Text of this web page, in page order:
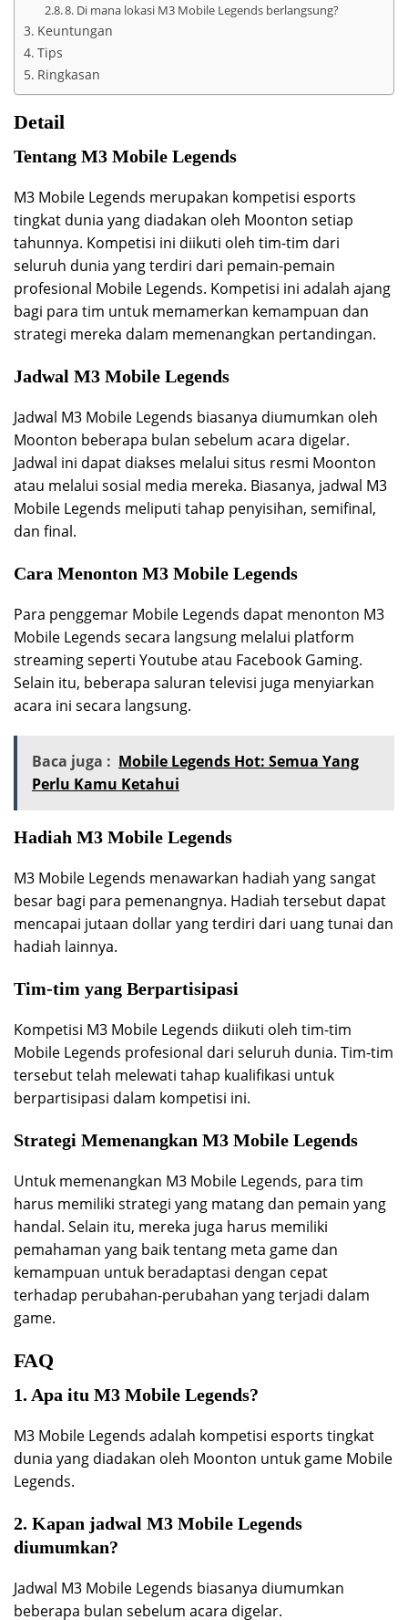
8. Di mana lokasi M3 Mobile Legends berlangsung?
Keuntungan
Tips
Ringkasan
Detail
Tentang M3 Mobile Legends
M3 Mobile Legends merupakan kompetisi esports
tingkat dunia yang diadakan oleh Moonton setiap
tahunnya. Kompetisi ini diikuti oleh tim-tim dari
seluruh dunia yang terdiri dari pemain-pemain
profesional Mobile Legends. Kompetisi ini adalah ajang
bagi para tim untuk memamerkan kemampuan dan
strategi mereka dalam memenangkan pertandingan.
Jadwal M3 Mobile Legends
Jadwal M3 Mobile Legends biasanya diumumkan oleh
Moonton beberapa bulan sebelum acara digelar.
Jadwal ini dapat diakses melalui situs resmi Moonton
atau melalui sosial media mereka. Biasanya, jadwal M3
Mobile Legends meliputi tahap penyisihan, semifinal,
dan final.
Cara Menonton M3 Mobile Legends
Para penggemar Mobile Legends dapat menonton M3
Mobile Legends secara langsung melalui platform
streaming seperti Youtube atau Facebook Gaming.
Selain itu, beberapa saluran televisi juga menyiarkan
acara ini secara langsung.
Baca juga : Mobile Legends Hot: Semua Yang
Perlu Kamu Ketahui
Hadiah M3 Mobile Legends
M3 Mobile Legends menawarkan hadiah yang sangat
besar bagi para pemenangnya. Hadiah tersebut dapat
mencapai jutaan dollar yang terdiri dari uang tunai dan
hadiah lainnya.
Tim-tim yang Berpartisipasi
Kompetisi M3 Mobile Legends diikuti oleh tim-tim
Mobile Legends profesional dari seluruh dunia. Tim-tim
tersebut telah melewati tahap kualifikasi untuk
berpartisipasi dalam kompetisi ini.
Strategi Memenangkan M3 Mobile Legends
Untuk memenangkan M3 Mobile Legends, para tim
harus memiliki strategi yang matang dan pemain yang
handal. Selain itu, mereka juga harus memiliki
pemahaman yang baik tentang meta game dan
kemampuan untuk beradaptasi dengan cepat
terhadap perubahan-perubahan yang terjadi dalam
game.
FAQ
1. Apa itu M3 Mobile Legends?
M3 Mobile Legends adalah kompetisi esports tingkat
dunia yang diadakan oleh Moonton untuk game Mobile
Legends.
2. Kapan jadwal M3 Mobile Legends
diumumkan?
Jadwal M3 Mobile Legends biasanya diumumkan
beberapa bulan sebelum acara digelar.